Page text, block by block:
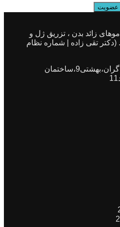
زائد بدن ، تزریق ژل و
تقی زاده | شماره نظام
گیلان ، لاهیجان ، شیشه گران،بهشتی9،ساختمان